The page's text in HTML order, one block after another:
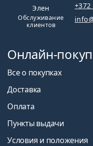
Элен
Обслуживание
клиентов
Онлайн-
Все о покупках
Доставка
Оплата
Пункты выдачи
Условия и положения